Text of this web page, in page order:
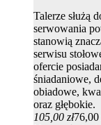
Talerze służą
serwowania
stanowią
serwisu
ofercie
śniadaniowe,
obiadowe,
oraz głębokie.
105,00 zł76,00